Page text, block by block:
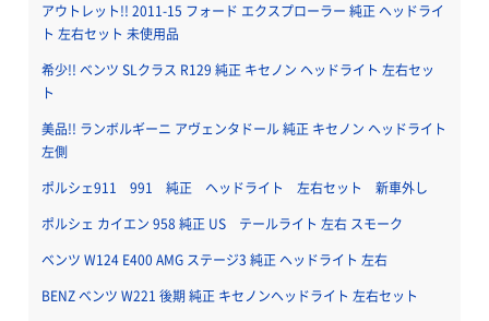
アウトレット!! 2011-15 フォード エクスプローラー 純正 ヘッドライ
ト 左右セット 未使用品
希少!! ベンツ SLクラス R129 純正 キセノン ヘッドライト 左右セッ
ト
美品!! ランボルギーニ アヴェンタドール 純正 キセノン ヘッドライト
左側
ポルシェ911 991 純正 ヘッドライト 左右セット 新車外し
ポルシェ カイエン 958 純正 US テールライト 左右 スモーク
ベンツ W124 E400 AMG ステージ3 純正 ヘッドライト 左右
BENZ ベンツ W221 後期 純正 キセノンヘッドライト 左右セット